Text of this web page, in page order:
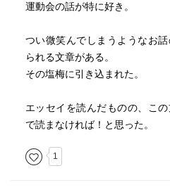
運動会の話が特に好き。
つい微笑んでしまうようなお
られる文章がある。
その塩梅に引き込まれた。
エッセイを読んだものの、こ
で読まなければ！と思った。
1